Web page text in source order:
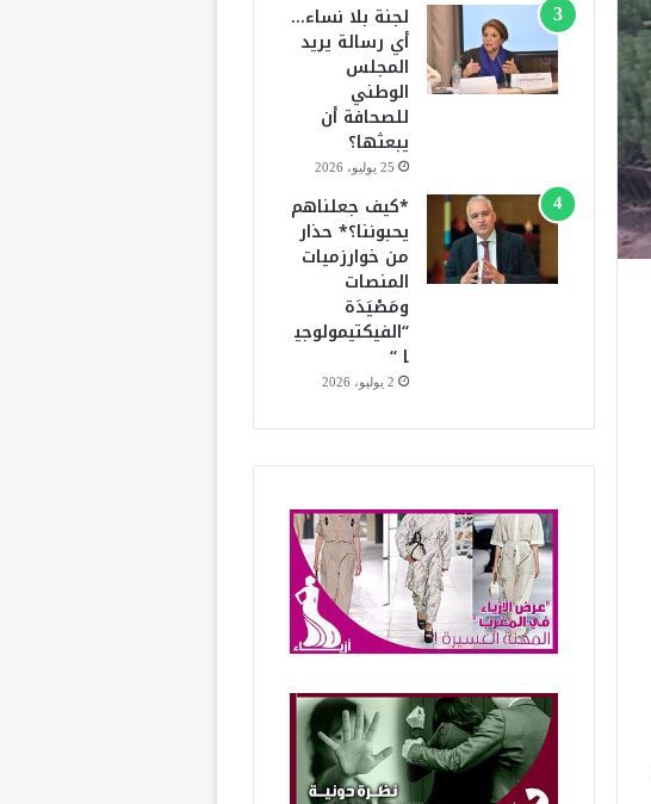
لجنة بلا نساء…
أي رسالة يريد
المجلس
الوطني
للصحافة أن
يبعثها؟
25 يوليو، 2026
*كيف جعلناهم
يحبوننا؟* حذار
من خوارزميات
المنصات
ومَصْيَدَة
“الفيكتيمولوجي
ا “
2 يوليو، 2026